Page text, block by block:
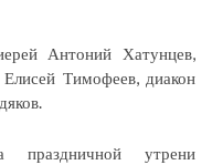
Антоний Хатунцев,
Тимофеев, диакон
праздничной утрени